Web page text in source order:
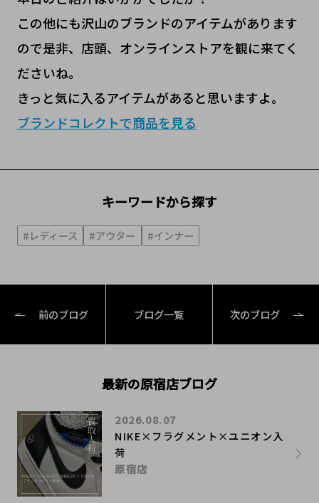
この他にも沢山のブランドのアイテムがあります
ので是非、店頭、オンラインストアを観に来てく
ださいね。
きっと気に入るアイテムがあると思いますよ。
ブランドコレクトで商品を見る
キーワードから探す
#レディース #アウター #インナー
前のブログ ブログ一覧 次のブログ
最新の原宿店ブログ
NIKE×フラグメント×ユニオン入
荷
2026.08.07
原宿店